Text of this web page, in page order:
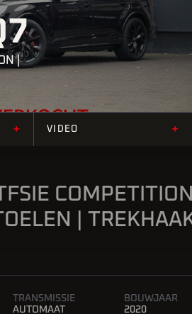
|
+ VIDEO +
|
TRANSMISSIE
AUTOMAAT
BOUWJAAR
2020